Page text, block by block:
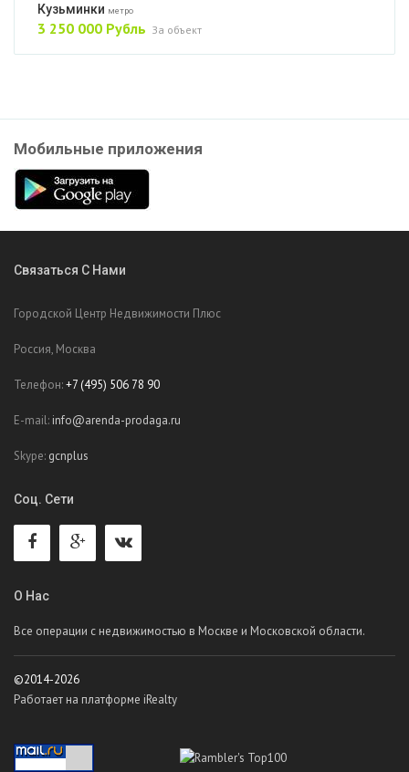
Кузьминки метро
3 250 000 Рубль За объект
Мобильные приложения
Связаться С Нами
Городской Центр Недвижимости Плюс
Россия, Москва
Телефон:+7 (495) 506 78 90
E-mail: info@arenda-prodaga.ru
Skype: gcnplus
Соц. Сети
О Нас
Все операции с недвижимостью в Москве и Московской области.
©2014-2026
Работает на платформе iRealty